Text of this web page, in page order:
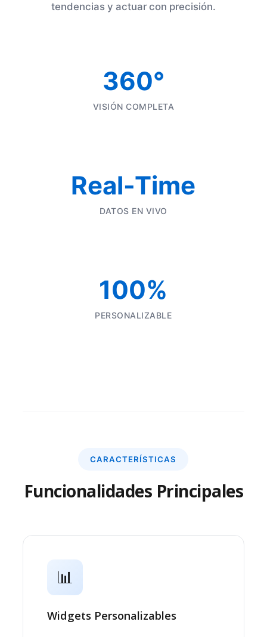
tendencias y actuar con precisión.
360°
VISIÓN COMPLETA
Real-Time
DATOS EN VIVO
100%
PERSONALIZABLE
CARACTERÍSTICAS
Funcionalidades Principales
📊
Widgets Personalizables